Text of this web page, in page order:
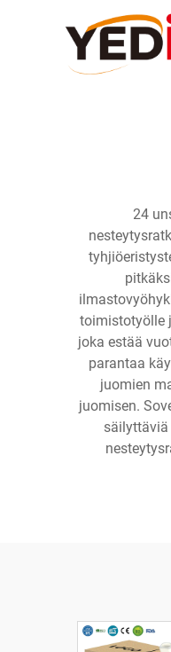
24
toimistotyölle
joka estää
parantaa
juomien
juomisen.